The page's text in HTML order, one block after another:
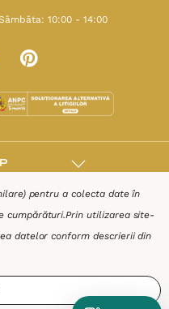
10:00 - 14:00
pentru a colecta date în
cumpărături.Prin utilizarea site-
datelor conform descrierii din